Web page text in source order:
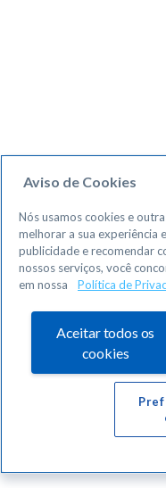
Aviso de Cookies
Nós usamos cookies e
melhorar a sua experiência
publicidade e recomendar
nossos serviços, você
em nossa
Política de
Aceitar todos os
cookies